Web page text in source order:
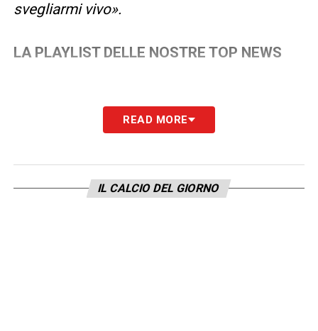
svegliarmi vivo».
LA PLAYLIST DELLE NOSTRE TOP NEWS
READ MORE
IL CALCIO DEL GIORNO